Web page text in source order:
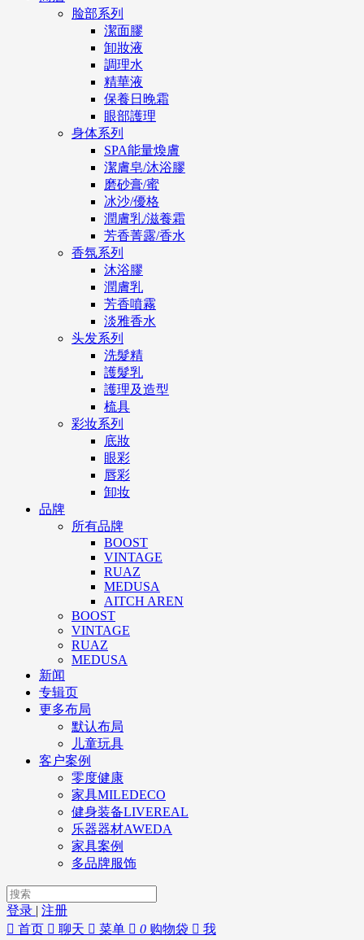
脸部系列
潔面膠
卸妝液
調理水
精華液
保養日晚霜
眼部護理
身体系列
SPA能量煥膚
潔膚皂/沐浴膠
磨砂膏/蜜
冰沙/優格
潤膚乳/滋養霜
芳香菁露/香水
香氛系列
沐浴膠
潤膚乳
芳香噴霧
淡雅香水
头发系列
洗髮精
護髮乳
護理及造型
梳具
彩妆系列
底妝
眼彩
唇彩
卸妆
品牌
所有品牌
BOOST
VINTAGE
RUAZ
MEDUSA
AITCH AREN
BOOST
VINTAGE
RUAZ
MEDUSA
新闻
专辑页
更多布局
默认布局
儿童玩具
客户案例
零度健康
家具MILEDECO
健身装备LIVEREAL
乐器器材AWEDA
家具案例
多品牌服饰
登录 | 注册
 首页  聊天  菜单  0 购物袋  我